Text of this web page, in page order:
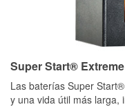
Super Start® Extreme
Las baterías Super
y una vida útil más larga,